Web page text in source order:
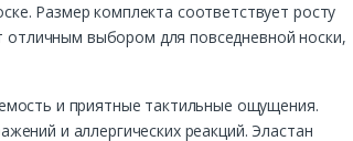
Размер комплекта соответствует росту
отличным выбором для повседневной носки,
и приятные тактильные ощущения.
и аллергических реакций. Эластан